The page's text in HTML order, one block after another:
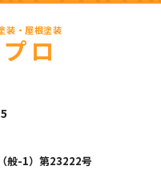
装・屋根塗装
ロ
般-1）第23222号